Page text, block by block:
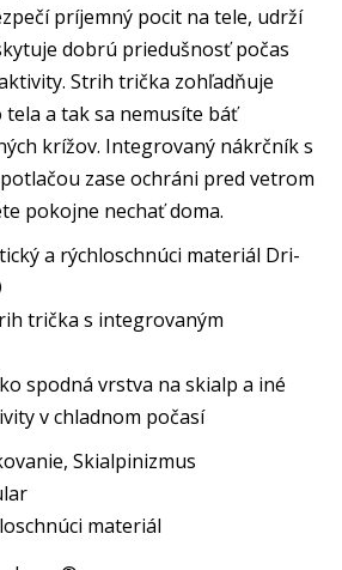
príjemný pocit na tele, udrží
dobrú priedušnosť počas
Strih trička zohľadňuje
a tak sa nemusíte báť
krížov. Integrovaný nákrčník s
zase ochráni pred vetrom
pokojne nechať doma.
a rýchloschnúci materiál Dri-
trička s integrovaným
spodná vrstva na skialp a iné
v chladnom počasí
Skialpinizmus
materiál